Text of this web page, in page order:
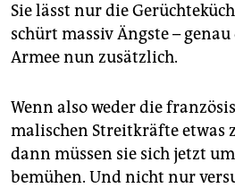
Sie lässt nur die
schürt massiv Ängste –
Armee nun zusätzlich.
Wenn also weder die
malischen Streitkräfte etwas
dann müssen sie sich jetzt
bemühen. Und nicht nur